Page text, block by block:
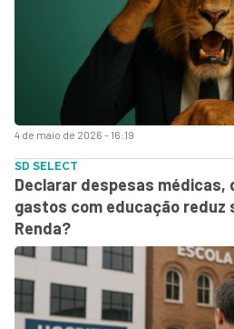
4 de maio de 2026 - 16:19
SD SELECT
Declarar despesas médicas,
gastos com educação reduz
Renda?